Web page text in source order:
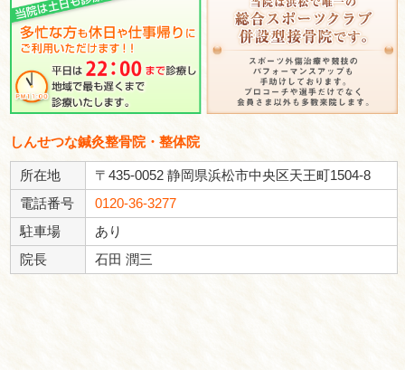
休診日：日・祝の午後
※不定休あり